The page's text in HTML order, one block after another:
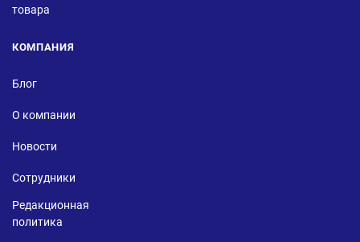
товара
КОМПАНИЯ
Блог
О компании
Новости
Сотрудники
Редакционная
политика